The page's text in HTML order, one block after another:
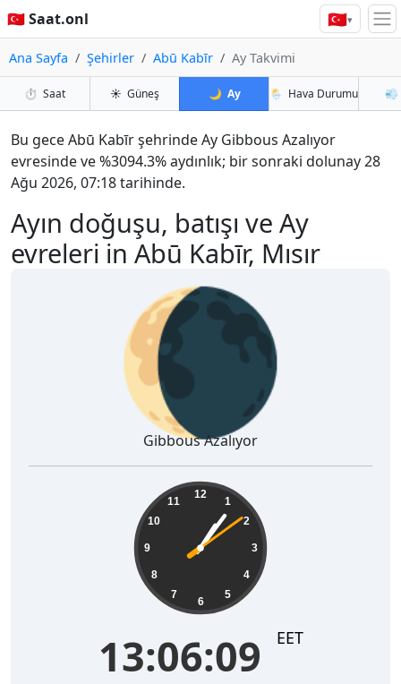
🇹🇷 Saat.onl 🇹🇷▾
Ana Sayfa Şehirler Abū Kabīr Ay Takvimi
⏱️ Saat ☀️ Güneş 🌙 Ay 🌦️ Hava Durumu 💨
Ayın doğuşu, batışı ve Ay
evreleri in Abū Kabīr, Mısır
Bu gece Abū Kabīr şehrinde Ay Gibbous Azalıyor
evresinde ve %3094.3% aydınlık; bir sonraki dolunay 28
Ağu 2026, 07:18 tarihinde.
🌘
Gibbous Azalıyor
12
1
2
3
4
5
6
7
8
9
10
11
13:06:10 EET